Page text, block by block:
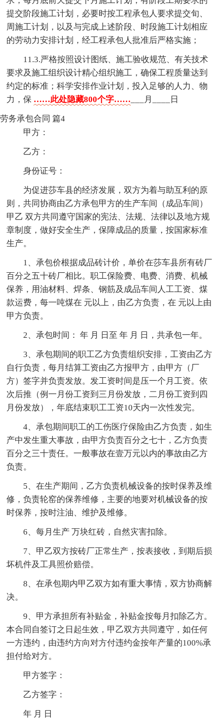
提交阶段施工计划，必要时按工程承包人要求提交旬、
周施工计划，以及与完成上述阶段、时段施工计划相应
的劳动力安排计划，经工程承包人批准后严格实施；
11.3.严格按照设计图纸、施工验收规范、有关技术
要求及施工组织设计精心组织施工，确保工程质量达到
约定的标准；科学安排作业计划，投入足够的人力、物
力，保 ……此处隐藏800个字…… ___月____日
劳务承包合同 篇4
甲方：
乙方：
身份证号：
为促进莎车县的经济发展，双方为着与助互利的原
则，共同协商由乙方承包甲方的生产车间（成品车间）
甲乙 双方共同遵守国家的宪法、法规、法律以及地方规
章制度，做好安全生产，保障成品的质量，按国家标准
生产。
1、承包价根据成品砖计价，单价在莎车县所有砖厂
百分之五十砖厂相比。职工保险费、电费、消费、机械
保养，用油材料、焊条、钢筋及成品车间人工工资、煤
款运费，每一吨煤在 元以上，由乙方负责，在 元以上由
甲方负责。
2、承包时间： 年 月 日至 年 月 日，共承包一年。
3、承包期间的职工乙方负责组织安排，工资由乙方
自行负责，每月结算工资由乙方报甲方，由甲方（厂
方）签字并负责发放。发工资时间是压一个月工资。依
次后推（例一月份工资到三月份发放，二月份工资到四
月份发放），年底结束职工工资10天内一次性发完。
4、承包期间职工的工伤医疗保险由乙方负责，如生
产中发生重大事故，由甲方负责百分之七十，乙方负责
百分之三十责任。一般事故在壹万元以内的事故由乙方
负责。
5、在生产期间，乙方负责机械设备的按时保养及维
修，负责轮窑的保养维修，主要的地要对机械设备的按
时保养，按时注油、维护及维修。
6、每月生产 万块红砖，自然灾害扣除。
7、甲乙双方按砖厂正常生产，按表接收，到期后损
坏机件及工具照价赔偿。
8、在承包期内甲乙双方如有重大事情，双方协商解
决。
9、甲方承担所有补贴金，补贴金按每月扣除乙方。
本合同自签订之日起生效，甲乙双方共同遵守，如任何
一方违约，由违约方向对方付违约金按年产量的100%承
担付给对方。
甲方签字：
乙方签字：
年 月 日